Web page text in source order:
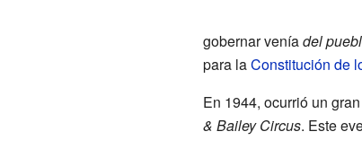
gobernar veníadel
para laConstitución de
En 1944, ocurrió un
& Bailey Circus. Este